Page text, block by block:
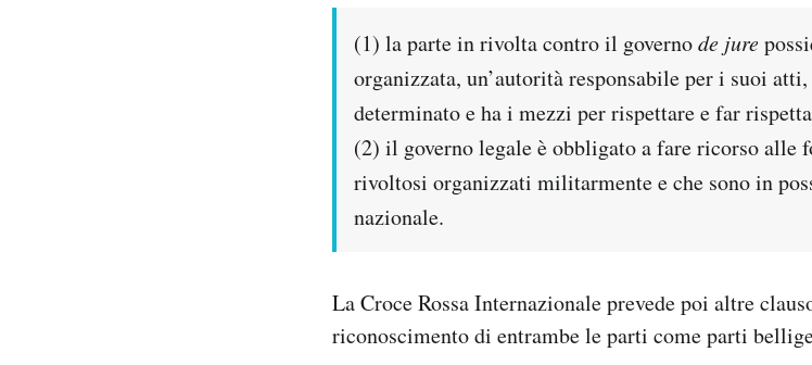
(1) la parte in rivolta contro il governode jure
organizzata, un’autorità responsabile per i suoi
determinato e ha i mezzi per rispettare e far
(2) il governo legale è obbligato a fare ricorso
rivoltosi organizzati militarmente e che sono in
nazionale.
La Croce Rossa Internazionale prevede poi altre
riconoscimento di entrambe le parti come parti